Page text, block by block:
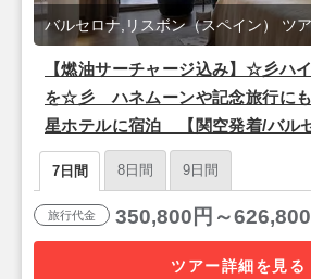
【燃油サーチャージ込み】☆彡ハ
を☆彡 ハネムーンや記念旅行に
星ホテルに宿泊 【関空発着/バル
ン】●*.南ヨーロッパ人気の2ヶ
航空利用 7日間
バルセロナ,リスボン（スペイン） ツ
7日間 8日間 9日間
旅行代金 350,800円～
ツアー詳細を見る